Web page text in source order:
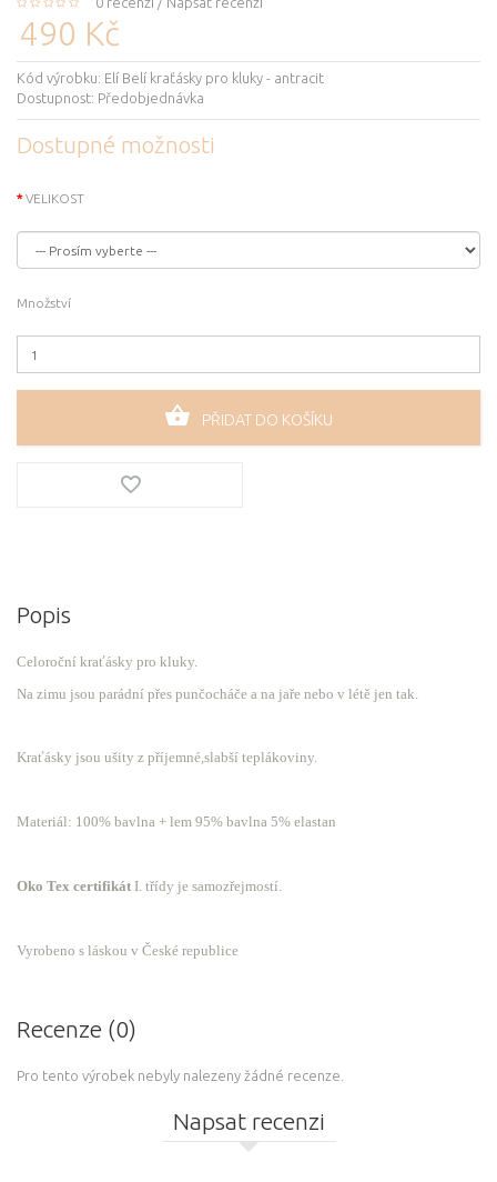
490 Kč
Kód výrobku: Elí Belí kraťásky pro kluky - antracit
Dostupnost: Předobjednávka
Dostupné možnosti
VELIKOST
Množství
PŘIDAT DO KOŠÍKU
Popis
Celoroční kraťásky pro kluky.
Na zimu jsou parádní přes punčocháče a na jaře nebo v létě jen tak.
Kraťásky jsou ušity z příjemné,slabší teplákoviny.
Materiál: 100% bavlna + lem 95% bavlna 5% elastan
Oko Tex certifikát I. třídy je samozřejmostí.
Vyrobeno s láskou v České republice
Recenze (0)
Pro tento výrobek nebyly nalezeny žádné recenze.
Napsat recenzi